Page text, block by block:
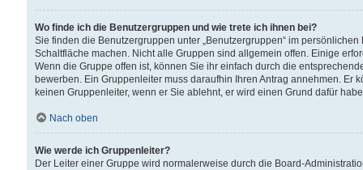
Wo finde ich die Benutzergruppen und wie trete ich ihnen bei?
Sie finden die Benutzergruppen unter „Benutzergruppen“ im
Schaltfläche machen. Nicht alle Gruppen sind allgemein offen. Einige
Wenn die Gruppe offen ist, können Sie ihr einfach durch die
bewerben. Ein Gruppenleiter muss daraufhin Ihren Antrag annehmen.
keinen Gruppenleiter, wenn er Sie ablehnt, er wird einen Grund dafür
Nach oben
Wie werde ich Gruppenleiter?
Der Leiter einer Gruppe wird normalerweise durch die Board-